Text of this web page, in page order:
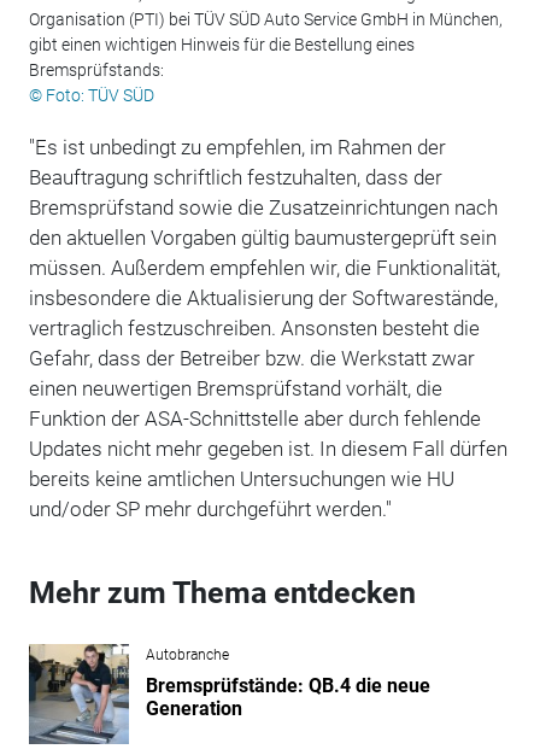
Organisation (PTI) bei TÜV SÜD Auto Service GmbH in München,
gibt einen wichtigen Hinweis für die Bestellung eines
Bremsprüfstands:
© Foto: TÜV SÜD
"Es ist unbedingt zu empfehlen, im Rahmen der
Beauftragung schriftlich festzuhalten, dass der
Bremsprüfstand sowie die Zusatzeinrichtungen nach
den aktuellen Vorgaben gültig baumustergeprüft sein
müssen. Außerdem empfehlen wir, die Funktionalität,
insbesondere die Aktualisierung der Softwarestände,
vertraglich festzuschreiben. Ansonsten besteht die
Gefahr, dass der Betreiber bzw. die Werkstatt zwar
einen neuwertigen Bremsprüfstand vorhält, die
Funktion der ASA-Schnittstelle aber durch fehlende
Updates nicht mehr gegeben ist. In diesem Fall dürfen
bereits keine amtlichen Untersuchungen wie HU
und/oder SP mehr durchgeführt werden."
Mehr zum Thema entdecken
Autobranche
Bremsprüfstände: QB.4 die neue
Generation